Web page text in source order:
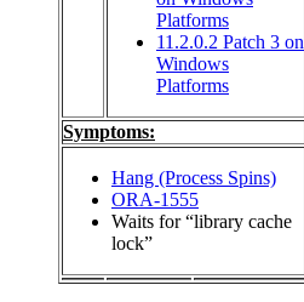
Platforms
11.2.0.2 Patch 3 on
Windows
Platforms
Symptoms:
Hang (Process Spins)
ORA-1555
Waits for “library cache
lock”